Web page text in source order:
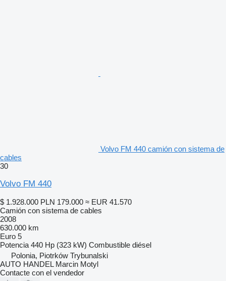
Volvo FM 440 camión con sistema de
cables
30
Volvo FM 440
$ 1.928.000 PLN 179.000 ≈ EUR 41.570
Camión con sistema de cables
2008
630.000 km
Euro 5
Potencia 440 Hp (323 kW) Combustible diésel
Polonia, Piotrków Trybunalski
AUTO HANDEL Marcin Motyl
Contacte con el vendedor